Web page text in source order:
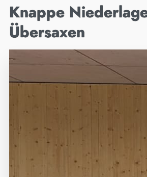
Knappe
Übersaxen